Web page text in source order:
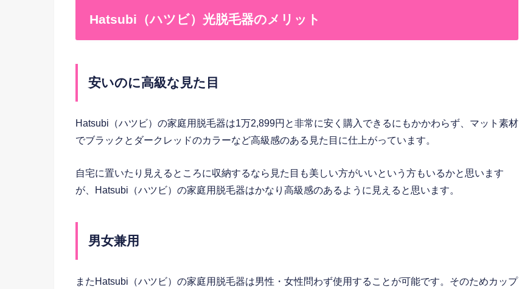
Hatsubi（ハツビ）光脱毛器のメリット
安いのに高級な見た目
Hatsubi（ハツビ）の家庭用脱毛器は1万2,899円と非常に安く購入できるにもかかわらず、マット素材
でブラックとダークレッドのカラーなど高級感のある見た目に仕上がっています。
自宅に置いたり見えるところに収納するなら見た目も美しい方がいいという方もいるかと思います
が、Hatsubi（ハツビ）の家庭用脱毛器はかなり高級感のあるように見えると思います。
男女兼用
またHatsubi（ハツビ）の家庭用脱毛器は男性・女性問わず使用することが可能です。そのためカップ